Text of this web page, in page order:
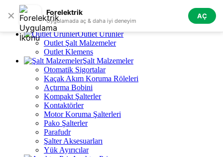
✕ Forelektrik
Uygulamada aç & daha iyi deneyim
AÇ
Skip to navigation Skip to main content
Tüm Kategoriler
Outlet Ürünler
Outlet Şalt Malzemeler
Outlet Klemens
Şalt Malzemeler
Otomatik Sigortalar
Kaçak Akım Koruma Röleleri
Açtırma Bobini
Kompakt Şalterler
Kontaktörler
Motor Koruma Şalterleri
Pako Şalterler
Parafudr
Şalter Aksesuarları
Yük Ayırıcılar